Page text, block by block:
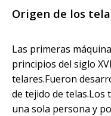
Origen de los
Las primeras
principios del siglo
telares.Fueron
de tejido de
una sola persona y